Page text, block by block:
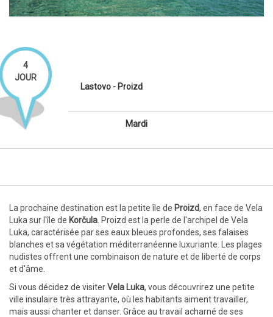
4
JOUR
Lastovo - Proizd
Mardi
La prochaine destination est la petite île de Proizd, en face de Vela
Luka sur l'île de Korčula . Proizd est la perle de l'archipel de Vela
Luka, caractérisée par ses eaux bleues profondes, ses falaises
blanches et sa végétation méditerranéenne luxuriante. Les plages
nudistes offrent une combinaison de nature et de liberté de corps
et d'âme.
Si vous décidez de visiterVela Luka, vous découvrirez une petite
ville insulaire très attrayante, où les habitants aiment travailler,
mais aussi chanter et danser. Grâce au travail acharné de ses